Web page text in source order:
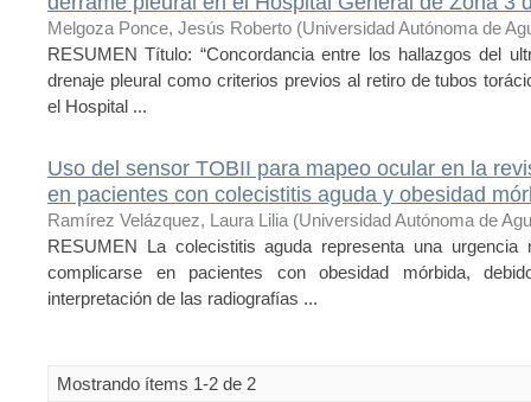
Melgoza Ponce, Jesús Roberto (Universidad Autónoma de
RESUMEN Título: “Concordancia entre los hallazgos del
drenaje pleural como criterios previos al retiro de tubos
el Hospital ...
Uso del sensor TOBII para mapeo ocular en la
en pacientes con colecistitis aguda y obesidad
Ramírez Velázquez, Laura Lilia (Universidad Autónoma de
RESUMEN La colecistitis aguda representa una
complicarse en pacientes con obesidad mórbida,
interpretación de las radiografías ...
Mostrando ítems 1-2 de 2